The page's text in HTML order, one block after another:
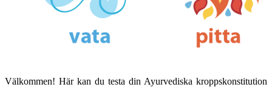
Välkommen! Här kan du testa din Ayurvediska kroppskonstitution